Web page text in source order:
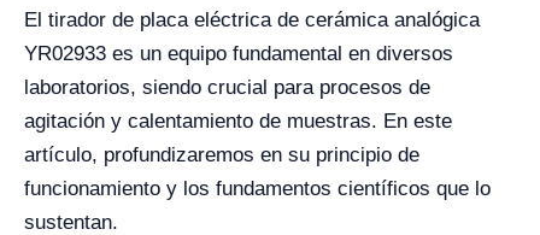
El tirador de placa eléctrica de cerámica analógica
YR02933 es un equipo fundamental en diversos
laboratorios, siendo crucial para procesos de
agitación y calentamiento de muestras. En este
artículo, profundizaremos en su principio de
funcionamiento y los fundamentos científicos que lo
sustentan.